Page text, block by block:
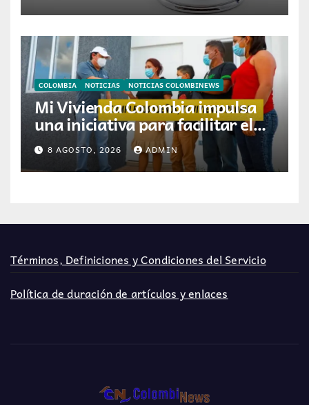
COLOMBIA NOTICIAS NOTICIAS COLOMBINEWS
Mi Vivienda Colombia impulsa
una iniciativa para facilitar el
acceso a la vivienda de familias
colombianas
8 AGOSTO, 2026 ADMIN
Términos, Definiciones y Condiciones del Servicio
Política de duración de artículos y enlaces